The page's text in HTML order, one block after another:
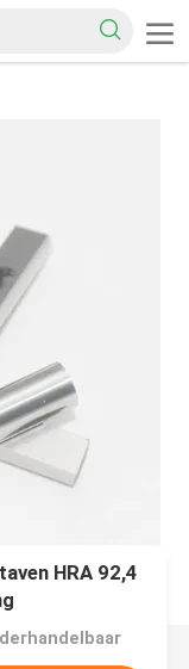
HRA 92,4